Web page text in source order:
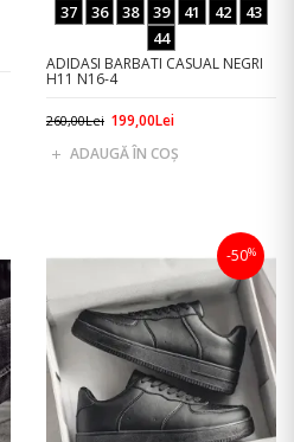
37 36 38 39 41 42
43
44
ADIDASI BARBATI CASUAL NEGRI
H11 N16-4
260,00Lei 199,00Lei
ADAUGĂ ÎN COŞ
-50%